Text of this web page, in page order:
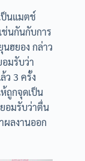
ป็นแมตช์
ช่นกันกับการ
ฮยอง กล่าว
มรับว่า
ว 3 ครั้ง
ถูกจุดเป็น
อมรับว่าตื่น
ผลงานออก